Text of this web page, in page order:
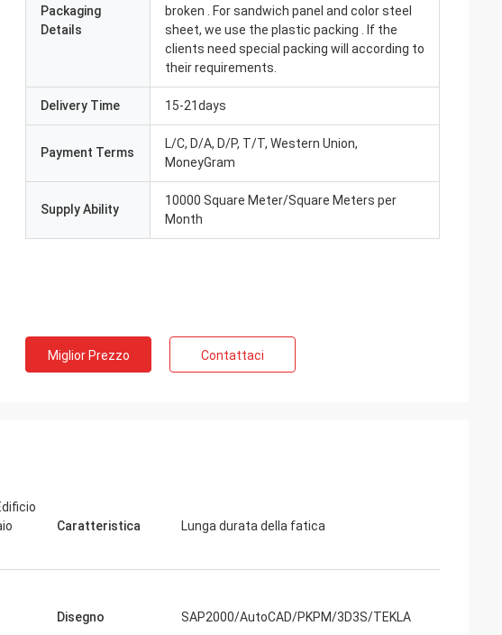
Packaging
Details
broken . For sandwich panel and color steel
sheet, we use the plastic packing . If the
clients need special packing will according to
their requirements.
Delivery Time 15-21days
Payment Terms
L/C, D/A, D/P, T/T, Western Union,
MoneyGram
Supply Ability
10000 Square Meter/Square Meters per
Month
Miglior Prezzo Contattaci
Caratteristica Lunga durata della fatica
Disegno SAP2000/AutoCAD/PKPM/3D3S/TEKLA